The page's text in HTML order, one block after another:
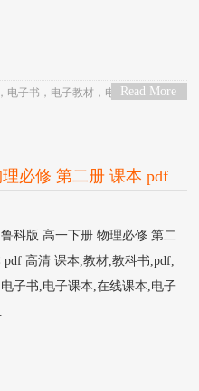
Read More
， 电子书 ， 电子教材 ， 电子版， 电子
必修 第二册 课本 pdf
鲁科版 高一下册 物理必修 第二
pdf 高清 课本,教材,教科书,pdf,
子书,电子课本,在线课本,电子